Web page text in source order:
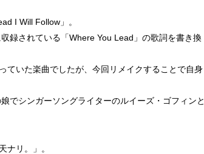
I Will Follow」。
録されている「Where You Lead」の歌詞を書き換
ていた楽曲でしたが、今回リメイクすることで自身
でシンガーソングライターのルイーズ・ゴフィンと
ナリ。」。